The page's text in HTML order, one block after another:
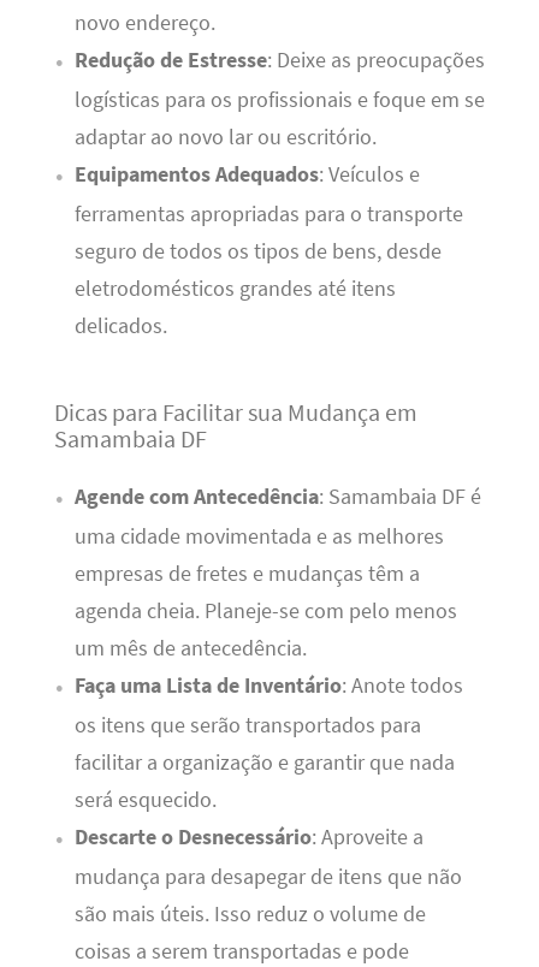
novo endereço.
Redução de Estresse: Deixe as preocupações
logísticas para os profissionais e foque em se
adaptar ao novo lar ou escritório.
Equipamentos Adequados: Veículos e
ferramentas apropriadas para o transporte
seguro de todos os tipos de bens, desde
eletrodomésticos grandes até itens
delicados.
Dicas para Facilitar sua Mudança em
Samambaia DF
Agende com Antecedência: Samambaia DF é
uma cidade movimentada e as melhores
empresas de fretes e mudanças têm a
agenda cheia. Planeje-se com pelo menos
um mês de antecedência.
Faça uma Lista de Inventário: Anote todos
os itens que serão transportados para
facilitar a organização e garantir que nada
será esquecido.
Descarte o Desnecessário: Aproveite a
mudança para desapegar de itens que não
são mais úteis. Isso reduz o volume de
coisas a serem transportadas e pode